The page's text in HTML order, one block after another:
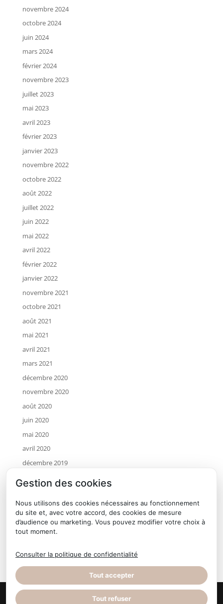
novembre 2024
octobre 2024
juin 2024
mars 2024
février 2024
novembre 2023
juillet 2023
mai 2023
avril 2023
février 2023
janvier 2023
novembre 2022
octobre 2022
août 2022
juillet 2022
juin 2022
mai 2022
avril 2022
février 2022
janvier 2022
novembre 2021
octobre 2021
août 2021
mai 2021
avril 2021
mars 2021
décembre 2020
novembre 2020
août 2020
juin 2020
mai 2020
avril 2020
décembre 2019
juillet 2019
mai 2019
avril 2019
Gestion des cookies
Nous utilisons des cookies nécessaires au fonctionnement
du site et, avec votre accord, des cookies de mesure
d’audience ou marketing. Vous pouvez modifier votre choix à
tout moment.
Consulter la politique de confidentialité
Tout accepter
Tout refuser